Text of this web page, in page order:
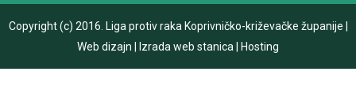
Copyright (c) 2016. Liga protiv raka Koprivničko-križevačke županije
Web dizajn
Izrada web stanica Hosting